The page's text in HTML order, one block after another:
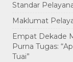
Standar
Maklumat
Empat Dekade
Purna Tugas:
Tuai”